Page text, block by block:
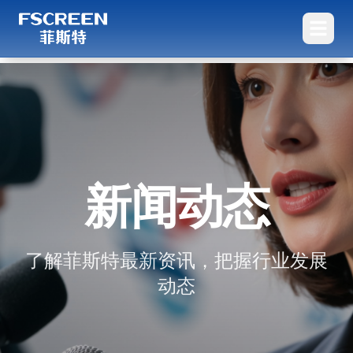
新闻动态
了解菲斯特最新资讯，把握行业发展
动态